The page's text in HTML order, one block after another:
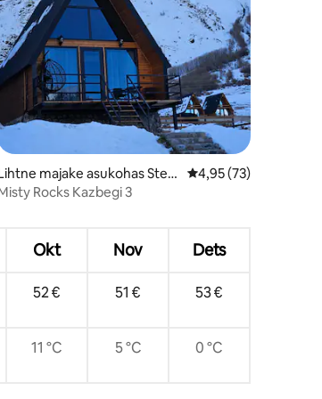
4,93/5, 27 hinnangut
majake asukohas Step
Keskmine hinnang
4,95 (73)
Rocks Kazbegi 3
Okt Nov Dets
52 € 51 € 53 €
11 °C 5 °C 0 °C